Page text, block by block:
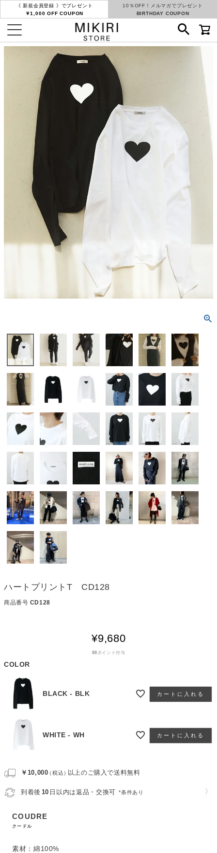
《 新規会員登録 》でプレゼント
￥1,000 OFF COUPON
10％OFF！メルマガでプレゼント
BIRTHDAY COUPON
ハートプリントT CD128
商品番号 CD128
¥9,680
88ポイント付与
COLOR
BLACK - BLK カートに入れる
WHITE - WH カートに入れる
￥10,000（税込）以上のご購入で送料無料
到着後 10 日以内は返品・交換可 *条件あり 〉
COUDRE
クードル
素材：綿100%